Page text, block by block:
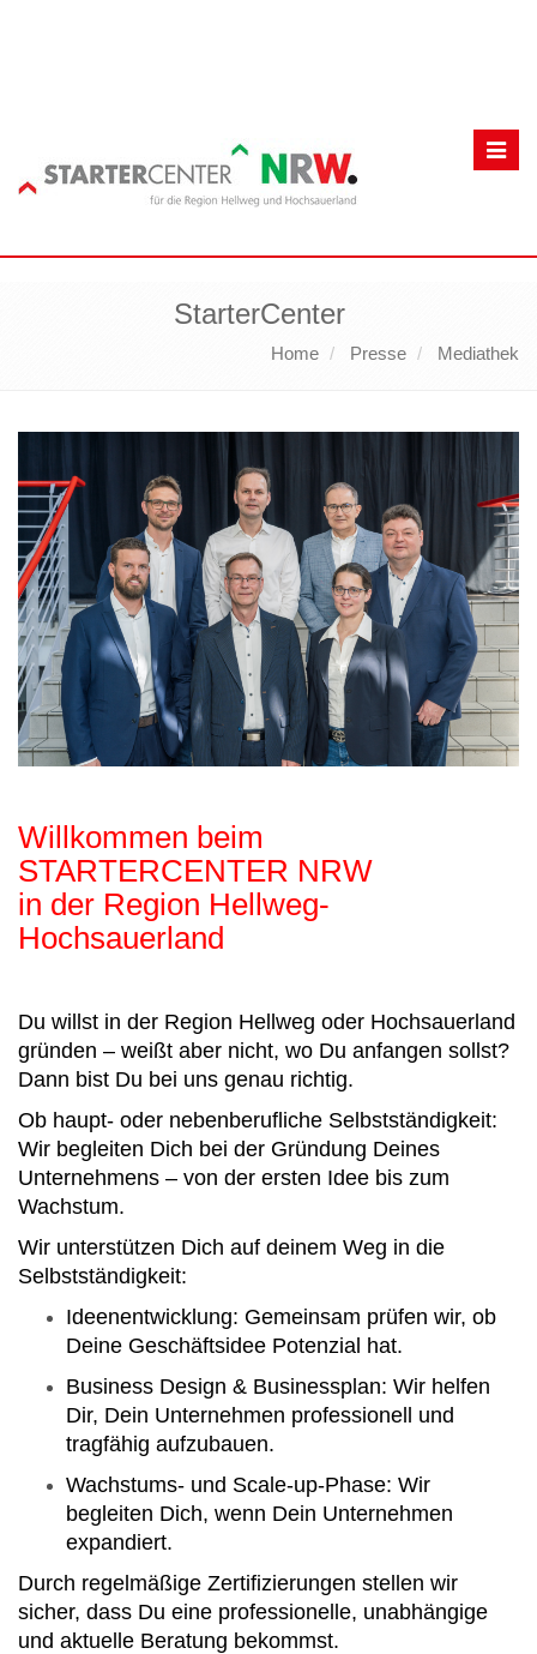
StarterCenter
Home Presse Mediathek
Willkommen beim
STARTERCENTER NRW
in der Region Hellweg-
Hochsauerland
Du willst in der Region Hellweg oder Hochsauerland
gründen – weißt aber nicht, wo Du anfangen sollst?
Dann bist Du bei uns genau richtig.
Ob haupt- oder nebenberufliche Selbstständigkeit:
Wir begleiten Dich bei der Gründung Deines
Unternehmens – von der ersten Idee bis zum
Wachstum.
Wir unterstützen Dich auf deinem Weg in die
Selbstständigkeit:
Ideenentwicklung: Gemeinsam prüfen wir, ob
Deine Geschäftsidee Potenzial hat.
Business Design & Businessplan: Wir helfen
Dir, Dein Unternehmen professionell und
tragfähig aufzubauen.
Wachstums- und Scale-up-Phase: Wir
begleiten Dich, wenn Dein Unternehmen
expandiert.
Durch regelmäßige Zertifizierungen stellen wir
sicher, dass Du eine professionelle, unabhängige
und aktuelle Beratung bekommst.